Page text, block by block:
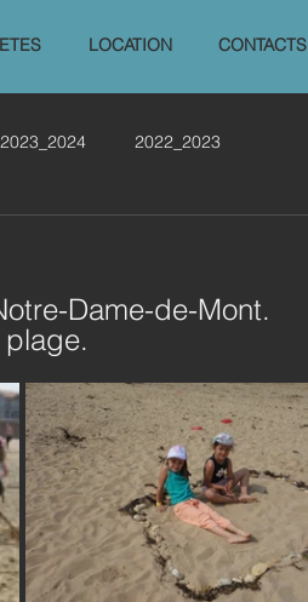
LOCATION CONTACTS
2023_2024 2022_2023
Dame-de-Mont.